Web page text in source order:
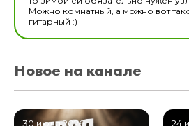
Можно комнатный, а можно вот
гитарный :)
Новое на канале
30 июля 2026 24